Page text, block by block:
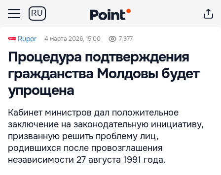
RU
Rupor 4 марта 2026, 15:00 7 377
Процедура подтверждения
гражданства Молдовы будет
упрощена
Кабинет министров дал положительное
заключение на законодательную инициативу,
призванную решить проблему лиц,
родившихся после провозглашения
независимости 27 августа 1991 года.